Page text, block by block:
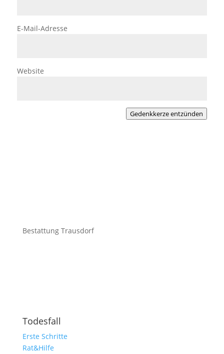
E-Mail-Adresse
Website
Gedenkkerze entzünden
Bestattung Trausdorf
Todesfall
Erste Schritte
Rat&Hilfe